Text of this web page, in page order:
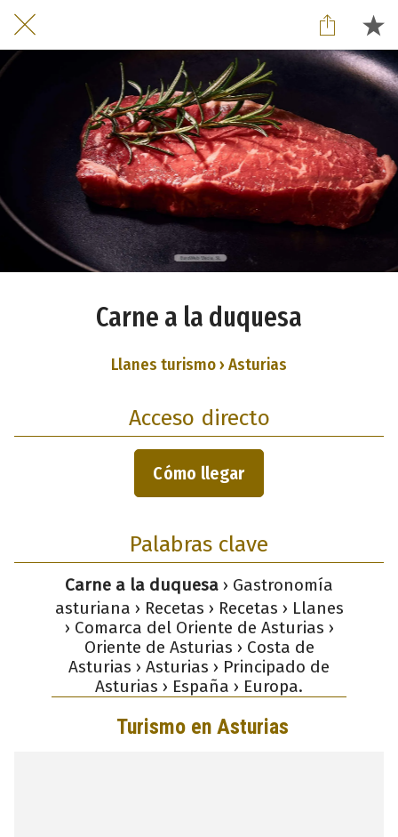
Carne a la duquesa
Llanes turismo › Asturias
Acceso directo
Cómo llegar
Palabras clave
Carne a la duquesa › Gastronomía
asturiana › Recetas › Recetas › Llanes
› Comarca del Oriente de Asturias ›
Oriente de Asturias › Costa de
Asturias › Asturias › Principado de
Asturias › España › Europa.